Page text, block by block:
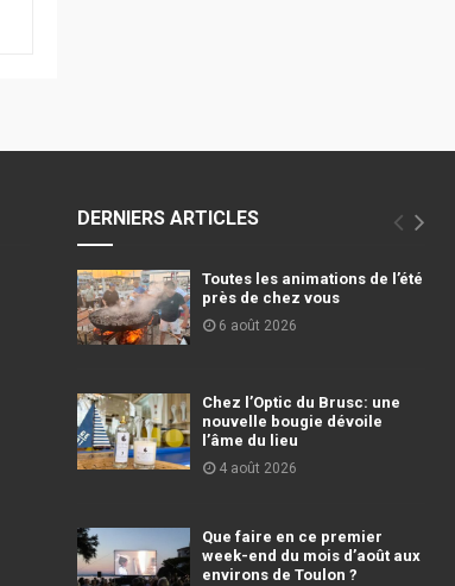
DERNIERS ARTICLES
Toutes les animations de l’été
près de chez vous
6 août 2026
Chez l’Optic du Brusc: une
nouvelle bougie dévoile
l’âme du lieu
4 août 2026
Que faire en ce premier
week-end du mois d’août aux
environs de Toulon ?